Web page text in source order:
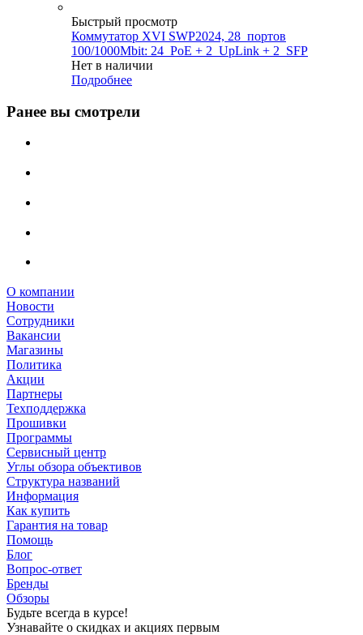
Быстрый просмотр
Коммутатор XVI SWP2024, 28_портов
100/1000Mbit: 24_PoE + 2_UpLink + 2_SFP
Нет в наличии
Подробнее
Ранее вы смотрели
О компании
Новости
Сотрудники
Вакансии
Магазины
Политика
Акции
Партнеры
Техподдержка
Прошивки
Программы
Сервисный центр
Углы обзора объективов
Структура названий
Информация
Как купить
Гарантия на товар
Помощь
Блог
Вопрос-ответ
Бренды
Обзоры
Будьте всегда в курсе!
Узнавайте о скидках и акциях первым